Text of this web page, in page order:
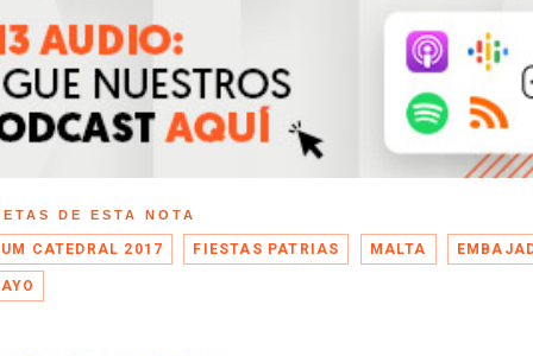
DE ESTA NOTA
CATEDRAL 2017 FIESTAS PATRIAS MALTA